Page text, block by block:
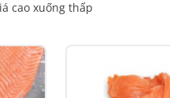
cao xuống thấp